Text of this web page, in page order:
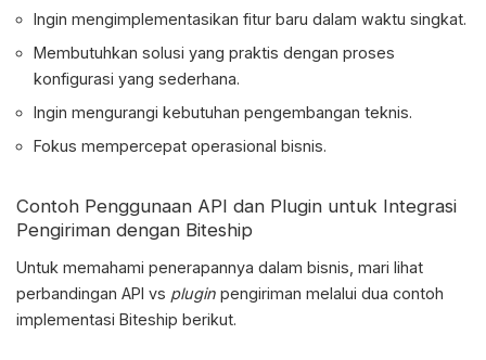
Ingin mengimplementasikan fitur baru dalam waktu singkat.
Membutuhkan solusi yang praktis dengan proses
konfigurasi yang sederhana.
Ingin mengurangi kebutuhan pengembangan teknis.
Fokus mempercepat operasional bisnis.
Contoh Penggunaan API dan Plugin untuk Integrasi
Pengiriman dengan Biteship
Untuk memahami penerapannya dalam bisnis, mari lihat
perbandingan API vs plugin pengiriman melalui dua contoh
implementasi Biteship berikut.